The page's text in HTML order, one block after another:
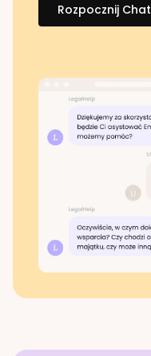
Rozpocznij Chat